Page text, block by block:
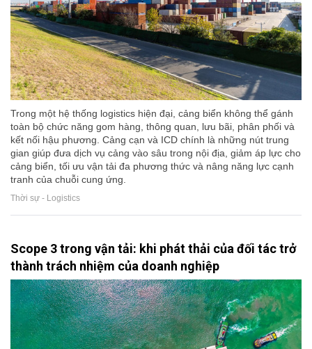
Trong một hệ thống logistics hiện đại, cảng biển không thể gánh
toàn bộ chức năng gom hàng, thông quan, lưu bãi, phân phối và
kết nối hậu phương. Cảng cạn và ICD chính là những nút trung
gian giúp đưa dịch vụ cảng vào sâu trong nội địa, giảm áp lực cho
cảng biển, tối ưu vận tải đa phương thức và nâng năng lực cạnh
tranh của chuỗi cung ứng.
Thời sự - Logistics
Scope 3 trong vận tải: khi phát thải của đối tác trở
thành trách nhiệm của doanh nghiệp